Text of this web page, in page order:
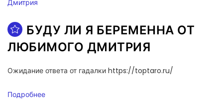
БУДУ ЛИ Я БЕРЕМЕННА ОТ
ЛЮБИМОГО ДМИТРИЯ
Ожидание ответа от гадалки https://toptaro.ru/
Подробнее